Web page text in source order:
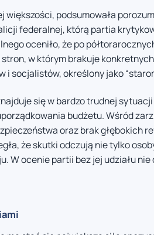
większości, podsumowała
federalnej, którą partia
oceniło, że po
w którym brakuje
i socjalistów, określony jako
się w bardzo trudnej
budżetu. Wśród
oraz brak głębokich
że skutki odczują nie tylko
W ocenie partii bez jej udziału